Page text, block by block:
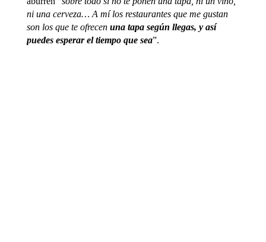
ni una cerveza… A mí los restaurantes que me gustan
son los que te ofrecen una tapa según llegas, y así
puedes esperar el tiempo que sea”.